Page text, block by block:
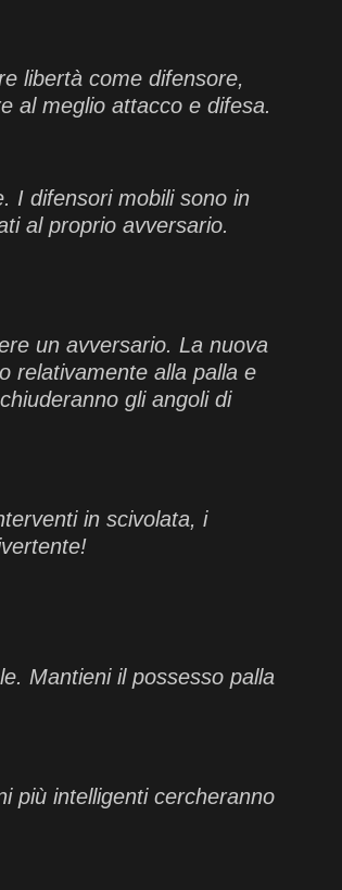
libertà come difensore,
al meglio attacco e difesa.
I difensori mobili sono in
al proprio avversario.
un avversario. La nuova
relativamente alla palla e
gli angoli di
in scivolata, i
Mantieni il possesso palla
più intelligenti cercheranno